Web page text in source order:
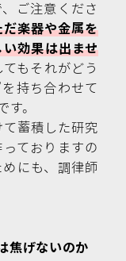
ご注意くださ
楽器や金属を
効果は出ませ
もそれがどう
持ち合わせて
す。
蓄積した研究
ておりますの
にも、調律師
焦げないのか